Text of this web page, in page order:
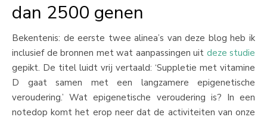
dan 2500 genen
Bekentenis: de eerste twee alinea’s van deze blog heb ik
inclusief de bronnen met wat aanpassingen uit deze studie
gepikt. De titel luidt vrij vertaald: ‘Suppletie met vitamine
D gaat samen met een langzamere epigenetische
veroudering.’ Wat epigenetische veroudering is? In een
notedop komt het erop neer dat de activiteiten van onze